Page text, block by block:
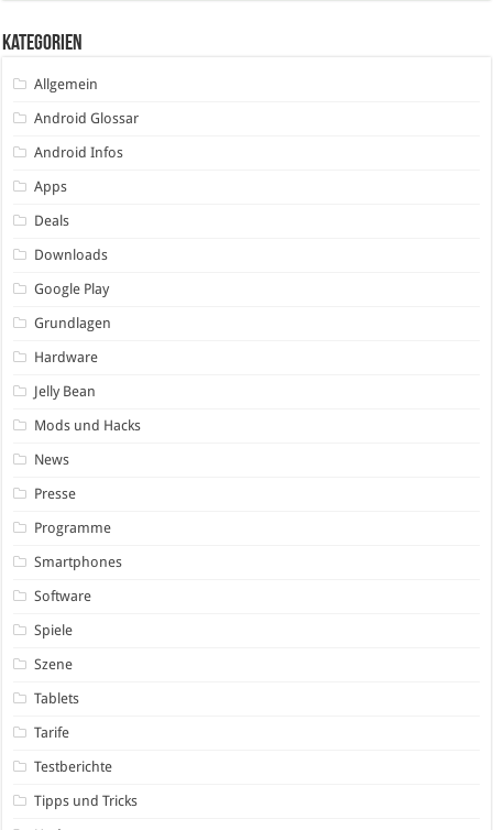
Kategorien
Allgemein
Android Glossar
Android Infos
Apps
Deals
Downloads
Google Play
Grundlagen
Hardware
Jelly Bean
Mods und Hacks
News
Presse
Programme
Smartphones
Software
Spiele
Szene
Tablets
Tarife
Testberichte
Tipps und Tricks